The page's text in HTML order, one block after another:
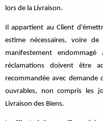
lors de la Livraison.
Il appartient au Client
estime nécessaires, voire
manifestement
réclamations doivent être
recommandée avec
ouvrables, non compris les
Livraison des Biens.